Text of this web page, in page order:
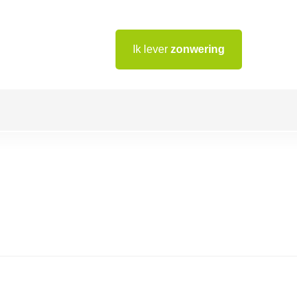
Ik lever zonwering